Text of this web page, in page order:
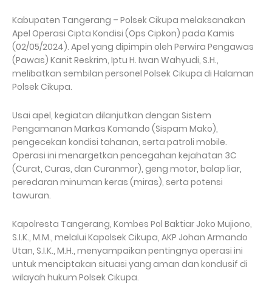
Kabupaten Tangerang – Polsek Cikupa melaksanakan
Apel Operasi Cipta Kondisi (Ops Cipkon) pada Kamis
(02/05/2024). Apel yang dipimpin oleh Perwira Pengawas
(Pawas) Kanit Reskrim, Iptu H. Iwan Wahyudi, S.H.,
melibatkan sembilan personel Polsek Cikupa di Halaman
Polsek Cikupa.
Usai apel, kegiatan dilanjutkan dengan Sistem
Pengamanan Markas Komando (Sispam Mako),
pengecekan kondisi tahanan, serta patroli mobile.
Operasi ini menargetkan pencegahan kejahatan 3C
(Curat, Curas, dan Curanmor), geng motor, balap liar,
peredaran minuman keras (miras), serta potensi
tawuran.
Kapolresta Tangerang, Kombes Pol Baktiar Joko Mujiono,
S.I.K., M.M., melalui Kapolsek Cikupa, AKP Johan Armando
Utan, S.I.K., M.H., menyampaikan pentingnya operasi ini
untuk menciptakan situasi yang aman dan kondusif di
wilayah hukum Polsek Cikupa.